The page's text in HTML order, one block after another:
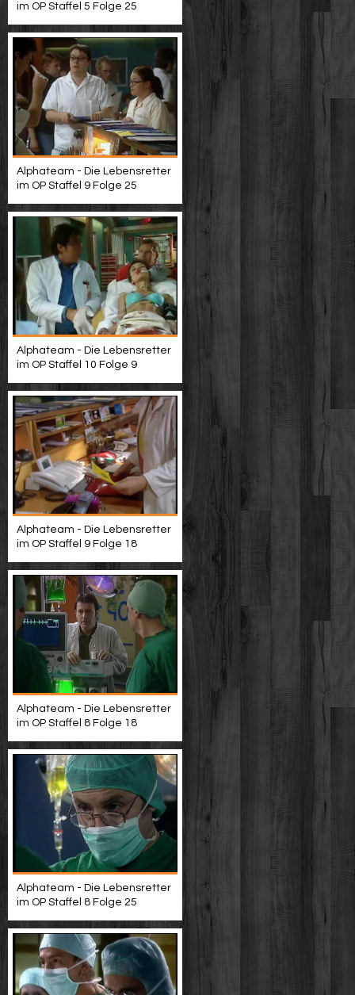
im OP Staffel 5 Folge 25
Alphateam - Die Lebensretter
im OP Staffel 9 Folge 25
Alphateam - Die Lebensretter
im OP Staffel 10 Folge 9
Alphateam - Die Lebensretter
im OP Staffel 9 Folge 18
Alphateam - Die Lebensretter
im OP Staffel 8 Folge 18
Alphateam - Die Lebensretter
im OP Staffel 8 Folge 25